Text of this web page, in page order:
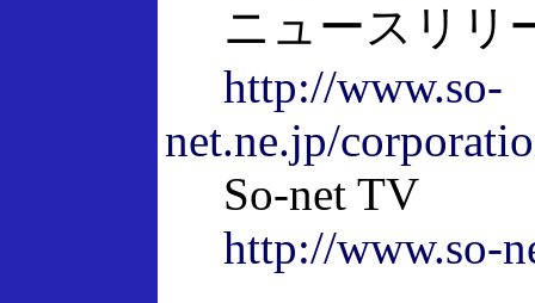
ニュースリリ
http://www.so-
net.ne.jp/
So-net TV
http://www.so-